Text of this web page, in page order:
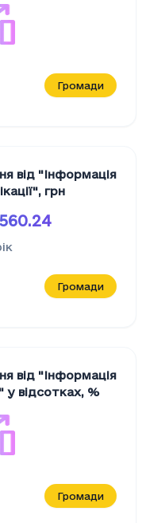
Громади
від "Iнформацiя
, грн
Громади
від "Iнформацiя
у відсотках, %
Громади